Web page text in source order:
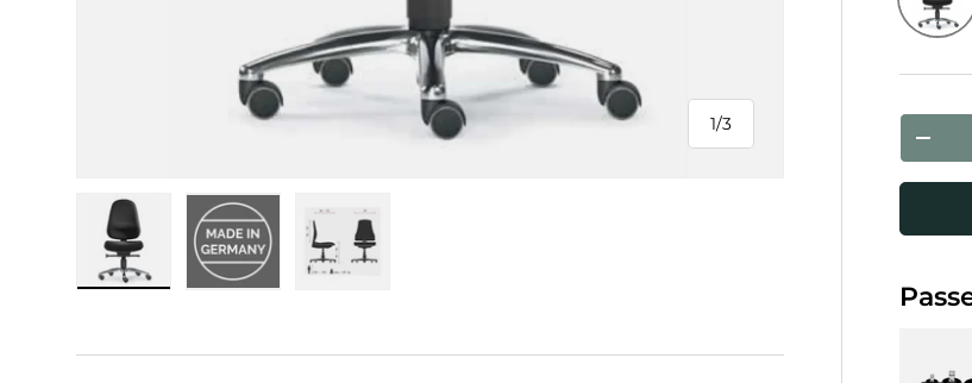
1/
von
3
Anzahl